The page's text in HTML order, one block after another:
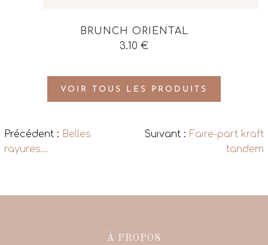
BRUNCH ORIENTAL
3.10 €
VOIR TOUS LES PRODUITS
Précédent : Belles
rayures…
Suivant : Faire-part kraft
tandem
À PROPOS